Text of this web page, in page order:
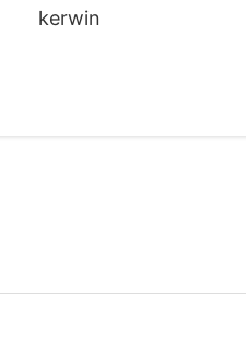
kerwin